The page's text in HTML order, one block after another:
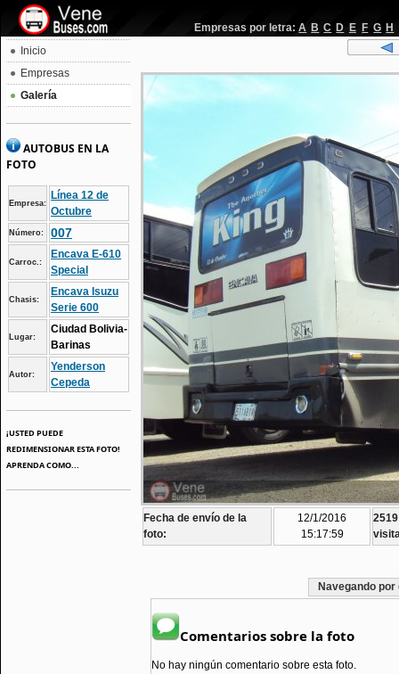
Empresas por letra: A B C D E F G H
Inicio
Empresas
Galería
AUTOBUS EN LA
FOTO
Empresa:
Línea 12 de
Octubre
Número: 007
Carroc.:
Encava E-610
Special
Chasis:
Encava Isuzu
Serie 600
Lugar:
Ciudad Bolivia-
Barinas
Autor:
Yenderson
Cepeda
¡USTED PUEDE
REDIMENSIONAR ESTA FOTO!
APRENDA COMO...
Fecha de envío de la
foto:
12/1/2016
15:17:59
2519
Navegando
Comentarios sobre la foto
No hay ningún comentario sobre esta foto.